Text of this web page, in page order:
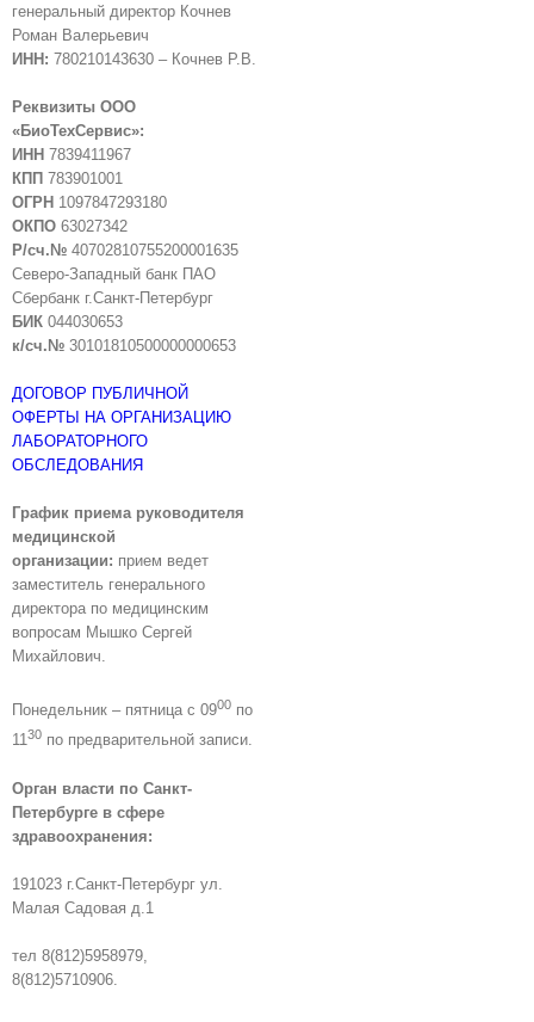
генеральный директор Кочнев
Роман Валерьевич
ИНН: 780210143630 – Кочнев Р.В.
Реквизиты ООО
«БиоТехСервис»:
ИНН 7839411967
КПП 783901001
ОГРН 1097847293180
ОКПО 63027342
Р/сч.№ 40702810755200001635
Северо-Западный банк ПАО
Сбербанк г.Санкт-Петербург
БИК 044030653
к/сч.№ 30101810500000000653
ДОГОВОР ПУБЛИЧНОЙ
ОФЕРТЫ НА ОРГАНИЗАЦИЮ
ЛАБОРАТОРНОГО
ОБСЛЕДОВАНИЯ
График приема руководителя
медицинской
организации: прием ведет
заместитель генерального
директора по медицинским
вопросам Мышко Сергей
Михайлович.
Понедельник – пятница с 0900 по
1130 по предварительной записи.
Орган власти по Санкт-
Петербурге в сфере
здравоохранения:
191023 г.Санкт-Петербург ул.
Малая Садовая д.1
тел 8(812)5958979,
8(812)5710906.